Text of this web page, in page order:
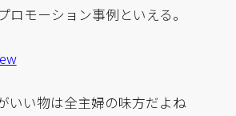
ロモーション事例といえる。
いい物は全主婦の味方だよね